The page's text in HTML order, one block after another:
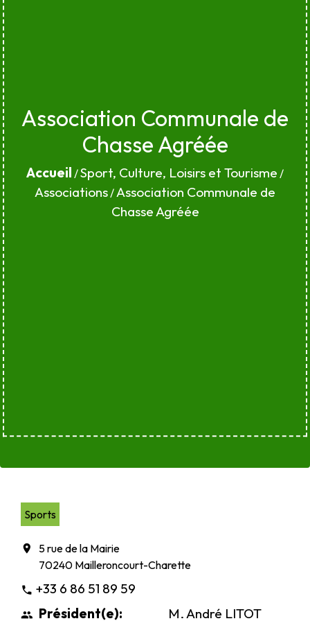
Association Communale de
Chasse Agréée
Accueil /Sport, Culture, Loisirs et Tourisme /
Associations /Association Communale de
Chasse Agréée
Sports
location_on
5 rue de la Mairie
70240 Mailleroncourt-Charette
phone +33 6 86 51 89 59
people Président(e): M. André LITOT